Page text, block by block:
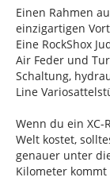
Einen Rahmen
einzigartigen
Eine RockShox
Air Feder und
Schaltung,
Line
Wenn du ein XC-
Welt kostet,
genauer unter
Kilometer